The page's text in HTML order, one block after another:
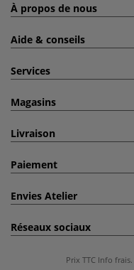
À propos de nous
Aide & conseils
Services
Magasins
Livraison
Paiement
Envies Atelier
Réseaux sociaux
Prix TTC Info frais.